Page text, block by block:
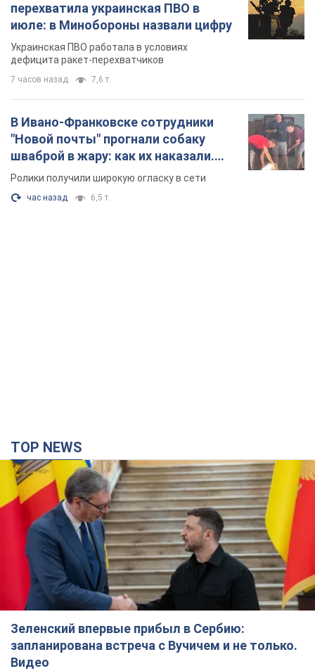
перехватила украинская ПВО в
июле: в Минобороны назвали цифру
Украинская ПВО работала в условиях
дефицита ракет-перехватчиков
7 часов назад 7,6 т.
В Ивано-Франковске сотрудники
"Новой почты" прогнали собаку
шваброй в жару: как их наказали.
Видео
Ролики получили широкую огласку в сети
час назад 6,5 т.
TOP NEWS
Зеленский впервые прибыл в Сербию:
запланирована встреча с Вучичем и не только.
Видео